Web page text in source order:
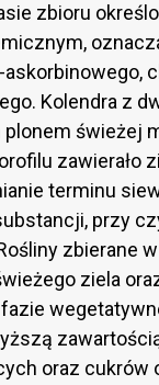
zbioru
Kolendra z
świeżej
zawierało
terminu
przy
zbierane
ziela
oraz cukrów